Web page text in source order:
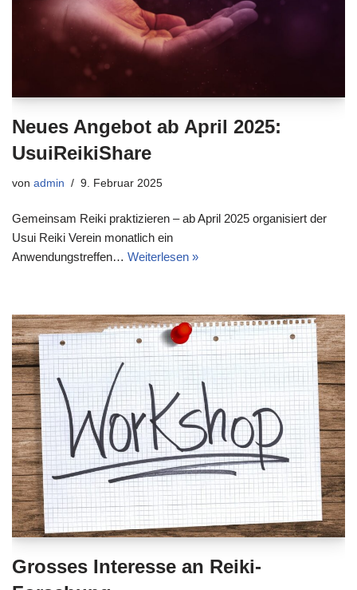
Neues Angebot ab April 2025:
UsuiReikiShare
von admin 9. Februar 2025
Gemeinsam Reiki praktizieren – ab April 2025 organisiert der
Usui Reiki Verein monatlich ein
Anwendungstreffen… Weiterlesen »
Grosses Interesse an Reiki-